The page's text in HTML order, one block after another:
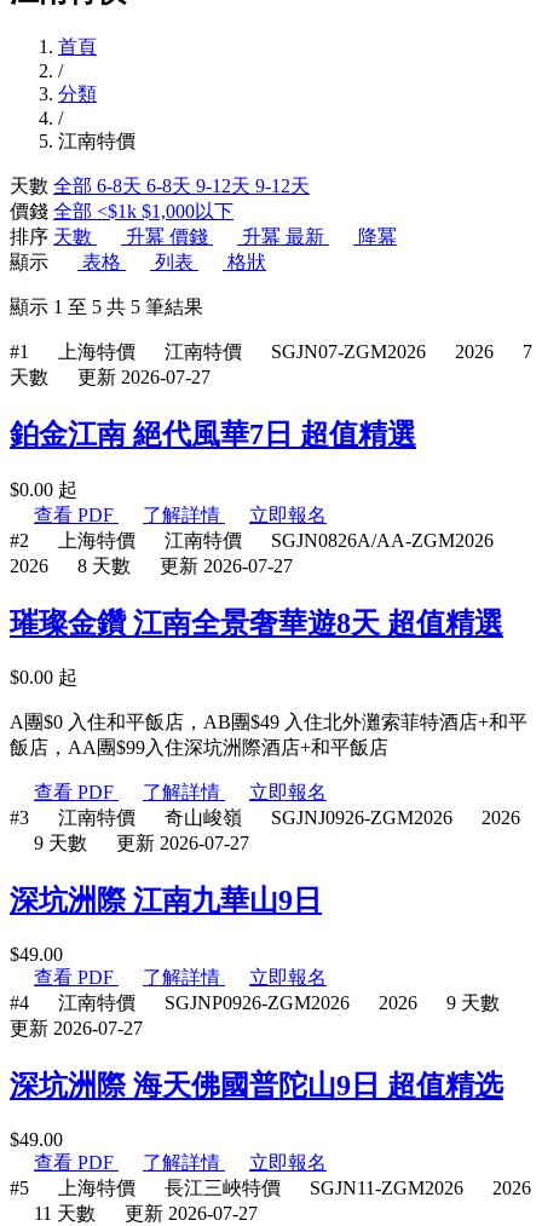
首頁
/
分類
/
江南特價
天數 全部 6-8天 6-8天 9-12天 9-12天
價錢 全部 <$1k $1,000以下
排序 天數 升冪 價錢 升冪 最新
降冪
顯示
表格 列表 格狀
顯示 1 至 5 共 5 筆結果
#1 上海特價 江南特價 SGJN07-ZGM2026 2026
7
天數
更新 2026-07-27
鉑金江南 絕代風華7日 超值精選
$0.00 起
查看 PDF
了解詳情
立即報名
#2
上海特價 江南特價
SGJN0826A/AA-ZGM2026
2026
8 天數 更新 2026-07-27
璀璨金鑽 江南全景奢華遊8天 超值精選
$0.00 起
A團$0 入住和平飯店，AB團$49 入住北外灘索菲特酒店+和平
飯店，AA團$99入住深坑洲際酒店+和平飯店
查看 PDF 了解詳情
立即報名
#3
江南特價 奇山峻嶺 SGJNJ0926-ZGM2026
2026
9 天數
更新 2026-07-27
深坑洲際 江南九華山9日
$49.00
查看 PDF
了解詳情
立即報名
#4
江南特價 SGJNP0926-ZGM2026 2026
9 天數
更新 2026-07-27
深坑洲際 海天佛國普陀山9日 超值精选
$49.00
查看 PDF
了解詳情
立即報名
#5
上海特價 長江三峽特價 SGJN11-ZGM2026
2026
11 天數
更新 2026-07-27